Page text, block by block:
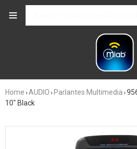
Home ›AUDIO › Parlantes Multimedia ›
10″ Black